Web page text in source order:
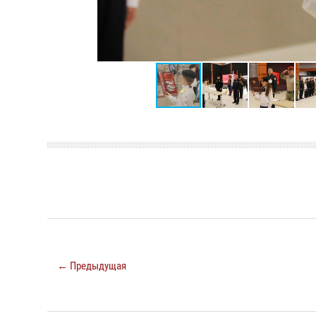
← Предыдущая